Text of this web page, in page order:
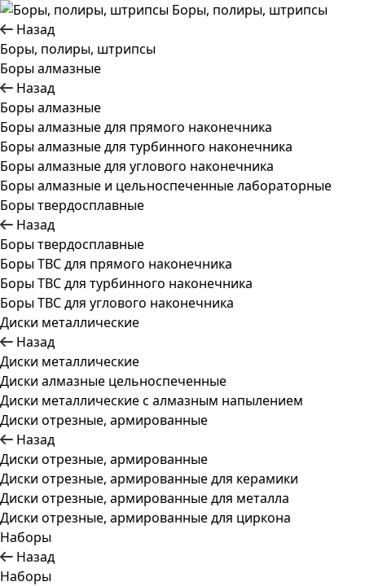
Боры, полиры, штрипсы
Назад
Боры, полиры, штрипсы
Боры алмазные
Назад
Боры алмазные
Боры алмазные для прямого наконечника
Боры алмазные для турбинного наконечника
Боры алмазные для углового наконечника
Боры алмазные и цельноспеченные лабораторные
Боры твердосплавные
Назад
Боры твердосплавные
Боры ТВС для прямого наконечника
Боры ТВС для турбинного наконечника
Боры ТВС для углового наконечника
Диски металлические
Назад
Диски металлические
Диски алмазные цельноспеченные
Диски металлические с алмазным напылением
Диски отрезные, армированные
Назад
Диски отрезные, армированные
Диски отрезные, армированные для керамики
Диски отрезные, армированные для металла
Диски отрезные, армированные для циркона
Наборы
Назад
Наборы